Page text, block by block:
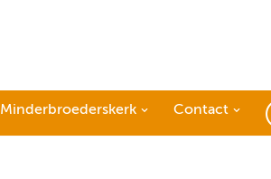
Minderbroederskerk
Contact